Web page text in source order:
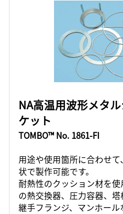
NA高温用波形メタ
ケット
TOMBO™ No. 1861-FI
用途や使用箇所に合わせ
状で製作可能です。
耐熱性のクッション材を
の熱交換器、圧力容器、塔
継手フランジ、マンホール